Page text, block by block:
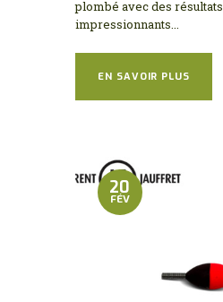
plombé avec des résultats
impressionnants...
EN SAVOIR PLUS
20
FÉV